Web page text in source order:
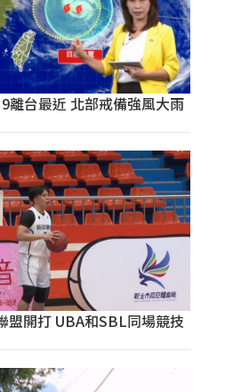
離台最近 北部戒備強風大雨
盟開打 UBA和SBL同場競技